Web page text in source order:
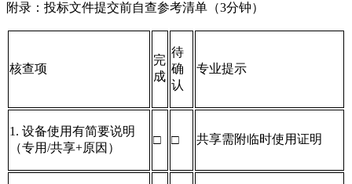
附录：投标文件提交前自查参考清单（3分钟）
核查项
完
成
待
确
认
专业提示
1. 设备使用有简要说明
（专用/共享+原因）
□ □ 共享需附临时使用证明